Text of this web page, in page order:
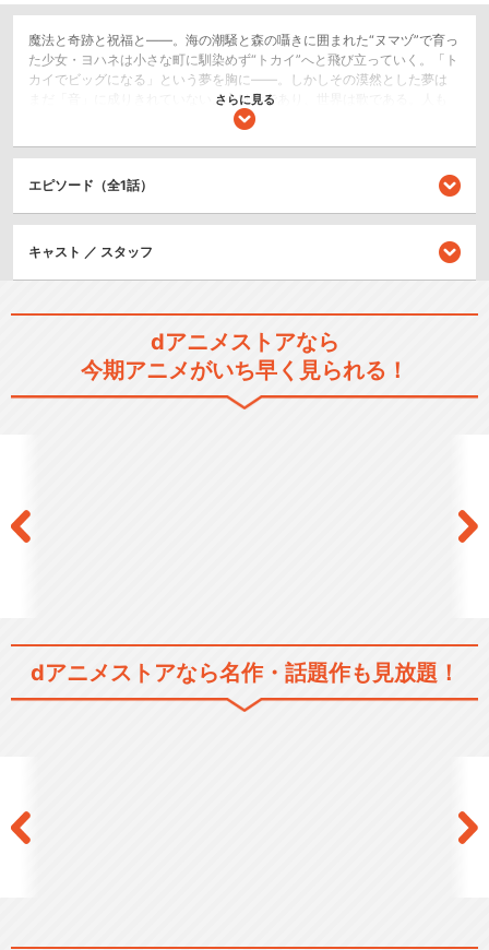
魔法と奇跡と祝福と――。海の潮騒と森の囁きに囲まれた“ヌマヅ”で育っ
た少女・ヨハネは小さな町に馴染めず“トカイ”へと飛び立っていく。「ト
カイでビッグになる」という夢を胸に――。しかしその漠然とした夢は
まだ「音」に成りきれていない。心は音であり、世界は歌である。人も
獣も、木も海も、みな、音を持つ。八百万がすべからく持つ音は集まっ
るのか、どんな音楽に成るのか。心の音を探す旅は、意外なスタートを
切る。帰郷から始まる物語、『幻日のヨハネ -SUNSHINE in the MIRROR
SF/ファンタジー
シリーズ／関連のアニメ作品
幻日のヨハネ -SUNSHINE in t
he…
さらに見る
エピソード（全1話）
キャスト ／ スタッフ
dアニメストアなら
今期アニメがいち早く見られる！
dアニメストアなら名作・話題作も見放題！